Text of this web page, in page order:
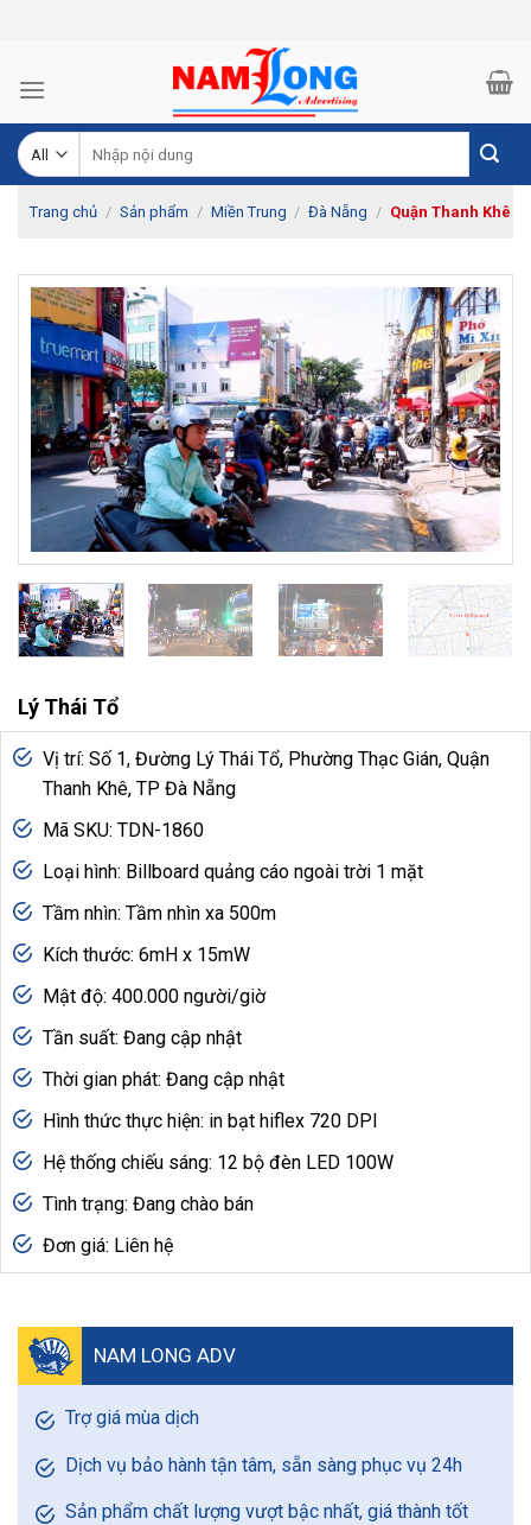
kiếm:
Trang chủ / Sản phẩm / Miền Trung / Đà Nẵng / Quận Thanh Khê
Lý Thái Tổ
Vị trí: Số 1, Đường Lý Thái Tổ, Phường Thạc Gián, Quận
Thanh Khê, TP Đà Nẵng
Mã SKU: TDN-1860
Loại hình: Billboard quảng cáo ngoài trời 1 mặt
Tầm nhìn: Tầm nhìn xa 500m
Kích thước: 6mH x 15mW
Mật độ: 400.000 người/giờ
Tần suất: Đang cập nhật
Thời gian phát: Đang cập nhật
Hình thức thực hiện: in bạt hiflex 720 DPI
Hệ thống chiếu sáng: 12 bộ đèn LED 100W
Tình trạng: Đang chào bán
Đơn giá: Liên hệ
NAM LONG ADV
Trợ giá mùa dịch
Dịch vụ bảo hành tận tâm, sẵn sàng phục vụ 24h
Sản phẩm chất lượng vượt bậc nhất, giá thành tốt